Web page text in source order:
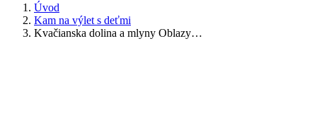
Úvod
Kam na výlet s deťmi
Kvačianska dolina a mlyny Oblazy…